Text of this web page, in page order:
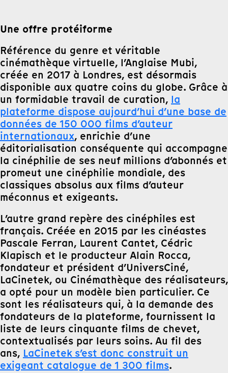
Une offre protéiforme
Référence du genre et véritable
cinémathèque virtuelle, l’Anglaise Mubi,
créée en 2017 à Londres, est désormais
disponible aux quatre coins du globe. Grâce à
un formidable travail de curation, la
plateforme dispose aujourd’hui d’une base de
données de 150 000 films d’auteur
internationaux, enrichie d’une
éditorialisation conséquente qui accompagne
la cinéphilie de ses neuf millions d’abonnés et
promeut une cinéphilie mondiale, des
classiques absolus aux films d’auteur
méconnus et exigeants.
L’autre grand repère des cinéphiles est
français. Créée en 2015 par les cinéastes
Pascale Ferran, Laurent Cantet, Cédric
Klapisch et le producteur Alain Rocca,
fondateur et président d’UniversCiné,
LaCinetek, ou Cinémathèque des réalisateurs,
a opté pour un modèle bien particulier. Ce
sont les réalisateurs qui, à la demande des
fondateurs de la plateforme, fournissent la
liste de leurs cinquante films de chevet,
contextualisés par leurs soins. Au fil des
ans, LaCinetek s’est donc construit un
exigeant catalogue de 1 300 films.